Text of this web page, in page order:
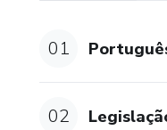
01
02